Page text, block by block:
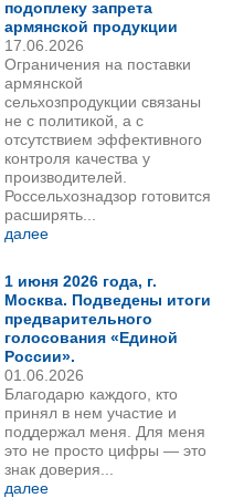
подоплеку запрета
армянской продукции
17.06.2026
Ограничения на поставки
армянской
сельхозпродукции связаны
не с политикой, а с
отсутствием эффективного
контроля качества у
производителей.
Россельхознадзор готовится
расширять...
далее
1 июня 2026 года, г.
Москва. Подведены итоги
предварительного
голосования «Единой
России».
01.06.2026
Благодарю каждого, кто
принял в нем участие и
поддержал меня. Для меня
это не просто цифры — это
знак доверия...
далее